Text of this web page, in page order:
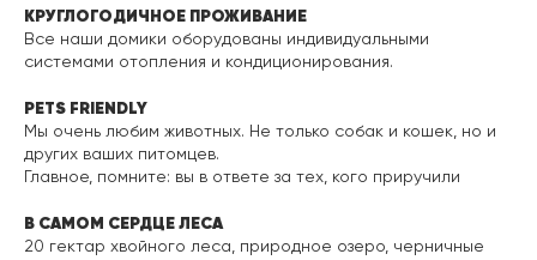
КРУГЛОГОДИЧНОЕ ПРОЖИВАНИЕ
Все наши домики оборудованы индивидуальными
системами отопления и кондиционирования.
PETS FRIENDLY
Мы очень любим животных. Не только собак и кошек, но и
других ваших питомцев.
Главное, помните: вы в ответе за тех, кого приручили
В САМОМ СЕРДЦЕ ЛЕСА
20 гектар хвойного леса, природное озеро, черничные